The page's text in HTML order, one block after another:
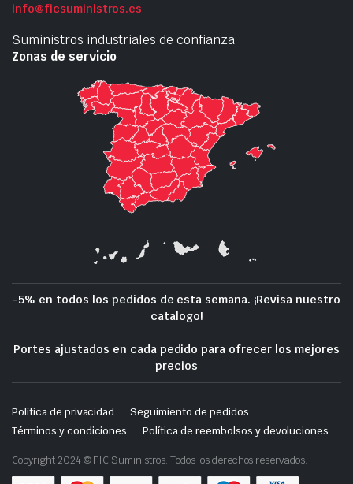
info@ficsuministros.es
Suministros industriales de confianza
Zonas de servicio
-5% en todos los pedidos de esta semana. ¡Revisa nuestro
catalogo!
Portes ajustados en cada pedido para ofrecer los mejores
precios
Política de privacidad
Seguimiento de pedidos
Términos y condiciones
Política de reembolsos y devoluciones
Copyright 2024 © FIC Suministros. Todos los derechos reservados.